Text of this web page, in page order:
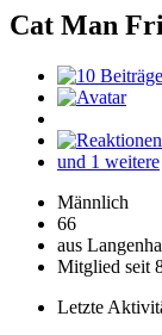
Cat Man
und 1 weitere
Männlich
66
aus
Mitglied seit
Letzte